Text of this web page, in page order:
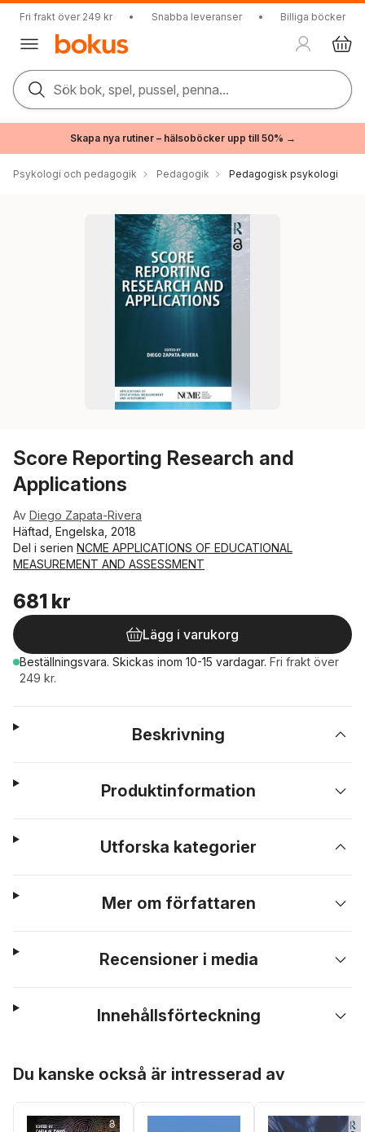
Fri frakt över 249 kr • Snabba leveranser • Billiga böcker
Sök bok, spel, pussel, penna...
Skapa nya rutiner – hälsoböcker upp till 50% →
Psykologi och pedagogik Pedagogik Pedagogisk psykologi
Score Reporting Research and
Applications
Av Diego Zapata-Rivera
Häftad, Engelska, 2018
Del i serien NCME APPLICATIONS OF EDUCATIONAL
MEASUREMENT AND ASSESSMENT
681 kr
Lägg i varukorg
Beställningsvara. Skickas inom 10-15 vardagar. Fri frakt över
249 kr.
Beskrivning
Produktinformation
Utforska kategorier
Mer om författaren
Recensioner i media
Innehållsförteckning
Du kanske också är intresserad av